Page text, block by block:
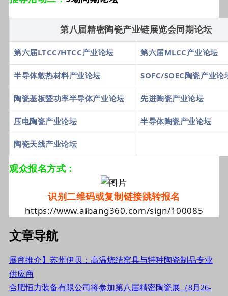
第八届精密陶瓷产业链展览会同期论坛
第六届LTCC/HTCC产业论坛 第六届MLCC产业论坛
半导体散热材料产业论坛 SOFC/SOEC陶瓷产业论
陶瓷基板暨功率半导体产业论坛 先进陶瓷产业论坛
压电陶瓷产业论坛 半导体陶瓷产业论坛
陶瓷天线产业论坛
观众报名方式：
识别二维码或复制链接跳转报名
https://www.aibang360.com/sign/100085
文章导航
展商推介】苏州伊贝：高温烧结窑具与特种陶瓷制品专业
供应商
合肥恒力装备有限公司将参加第八届精密陶瓷展（8月26-